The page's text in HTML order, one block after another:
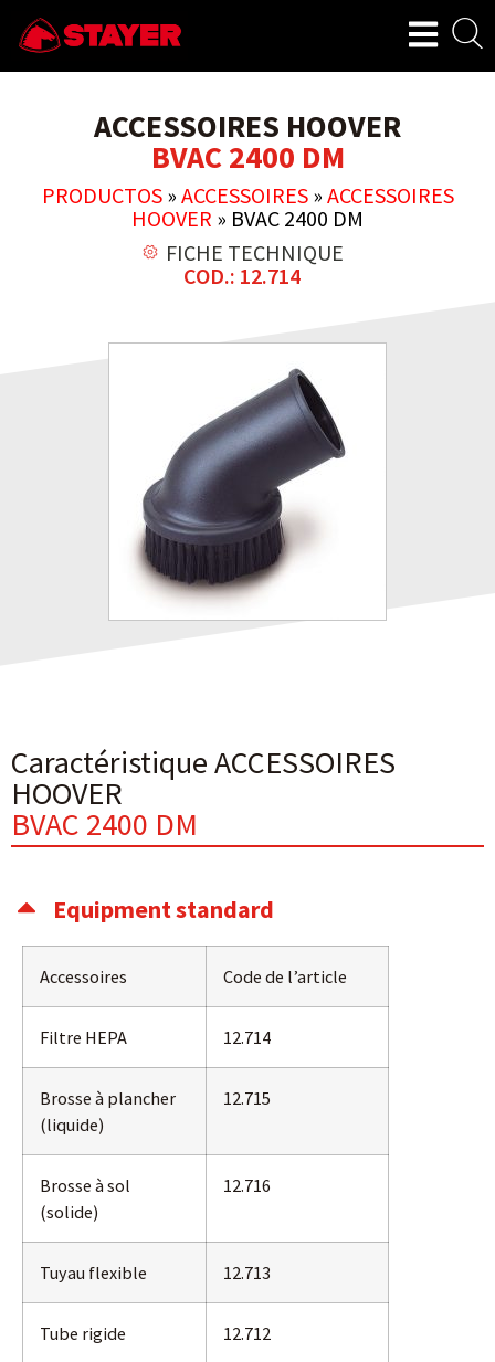
ACCESSOIRES HOOVER
BVAC 2400 DM
PRODUCTOS» ACCESSOIRES» ACCESSOIRES
HOOVER » BVAC 2400 DM
FICHE TECHNIQUE
COD.: 12.714
Caractéristique ACCESSOIRES
HOOVER
BVAC 2400 DM
Equipment standard
Accessoires Code de l’article
Filtre HEPA 12.714
Brosse à plancher
(liquide)
12.715
Brosse à sol
(solide)
12.716
Tuyau flexible 12.713
Tube rigide 12.712